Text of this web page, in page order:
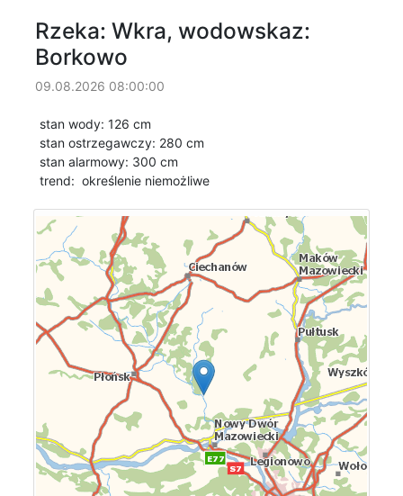
Rzeka: Wkra, wodowskaz:
Borkowo
09.08.2026 08:00:00
stan wody: 126 cm
stan ostrzegawczy: 280 cm
stan alarmowy: 300 cm
trend: określenie niemożliwe